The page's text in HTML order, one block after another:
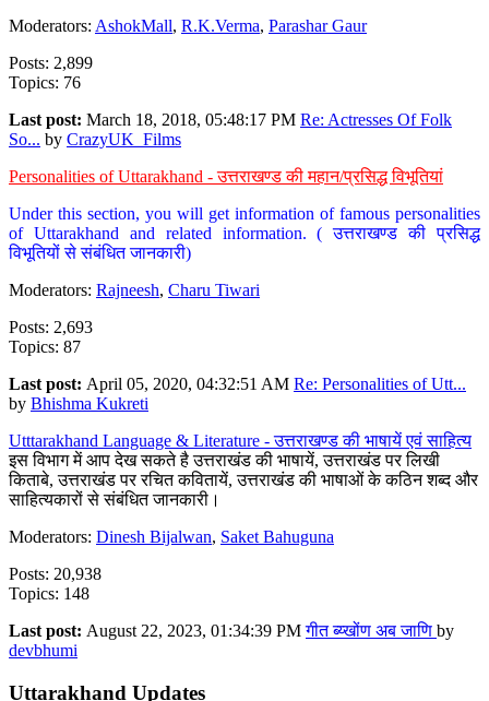
Moderators: AshokMall, R.K.Verma, Parashar Gaur
Posts: 2,899
Topics: 76
Last post: March 18, 2018, 05:48:17 PM Re: Actresses Of Folk
So... by CrazyUK_Films
Personalities of Uttarakhand - उत्तराखण्ड की महान/प्रसिद्ध विभूतियां
Under this section, you will get information of famous personalities
of Uttarakhand and related information. ( उत्तराखण्ड की प्रसिद्ध
विभूतियों से संबंधित जानकारी)
Moderators: Rajneesh, Charu Tiwari
Posts: 2,693
Topics: 87
Last post: April 05, 2020, 04:32:51 AM Re: Personalities of Utt...
by Bhishma Kukreti
Utttarakhand Language & Literature - उत्तराखण्ड की भाषायें एवं साहित्य
इस विभाग में आप देख सकते है उत्तराखंड की भाषायें, उत्तराखंड पर लिखी
किताबे, उत्तराखंड पर रचित कवितायें, उत्तराखंड की भाषाओं के कठिन शब्द और
साहित्यकारों से संबंधित जानकारी।
Moderators: Dinesh Bijalwan, Saket Bahuguna
Posts: 20,938
Topics: 148
Last post: August 22, 2023, 01:34:39 PMगीत ब्य्खोंण अब जाणि by
devbhumi
Uttarakhand Updates